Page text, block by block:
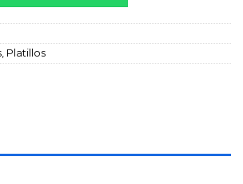
, Platillos